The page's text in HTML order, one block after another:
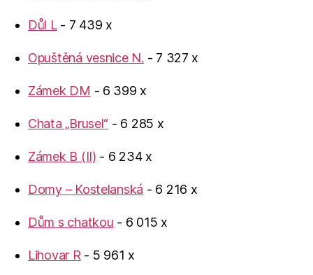
Důl L- 7 439 x
Opuštěná vesnice N. - 7 327 x
Zámek DM - 6 399 x
Chata „Brusel“ - 6 285 x
Zámek B (II) - 6 234 x
Domy – Kostelanská - 6 216 x
Dům s chatkou - 6 015 x
Lihovar R - 5 961 x